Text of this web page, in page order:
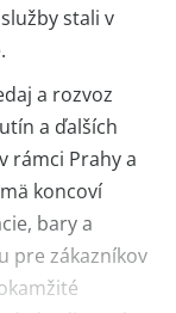
stali v
a rozvoz
a ďalších
rámci Prahy a
koncoví
bary a
pre zákazníkov